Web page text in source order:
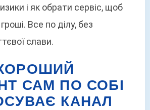
і як обрати сервіс, щоб
Все по ділу, без
слави.
САМ ПО СОБІ
КАНАЛ